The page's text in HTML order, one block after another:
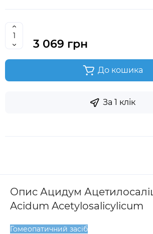
3 069 грн
До кошика
За 1 клік
Опис Ацидум
Acidum Acetylosalicylicum
Гомеопатичний засіб